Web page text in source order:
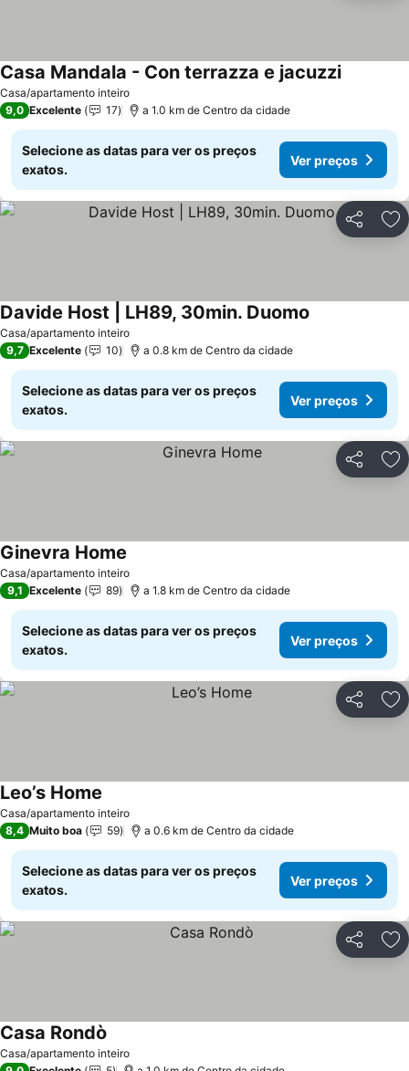
Casa/apartamento inteiro
Casa Mandala - Con terrazza e jacuzzi
9,0 Excelente 17 a 1.0 km de Centro da cidade
Selecione as datas para ver os preços
exatos.
Ver preços
Partilhar
Casa/apartamento inteiro
Davide Host | LH89, 30min. Duomo
9,7 Excelente 10 a 0.8 km de Centro da cidade
Selecione as datas para ver os preços
exatos.
Ver preços
Partilhar
Casa/apartamento inteiro
Ginevra Home
9,1 Excelente 89 a 1.8 km de Centro da cidade
Selecione as datas para ver os preços
exatos.
Ver preços
Partilhar
Casa/apartamento inteiro
Leo’s Home
8,4 Muito boa 59 a 0.6 km de Centro da cidade
Selecione as datas para ver os preços
exatos.
Ver preços
Partilhar
Casa/apartamento inteiro
Casa Rondò